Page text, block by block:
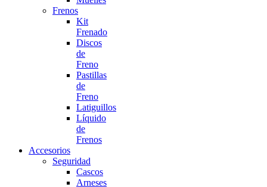
Frenos
Kit
Frenado
Discos
de
Freno
Pastillas
de
Freno
Latiguillos
Líquido
de
Frenos
Accesorios
Seguridad
Cascos
Arneses